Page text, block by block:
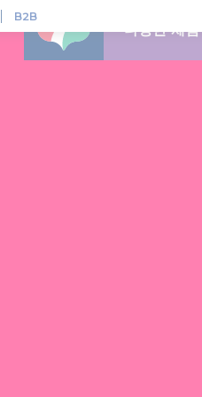
B2B
다양한 체